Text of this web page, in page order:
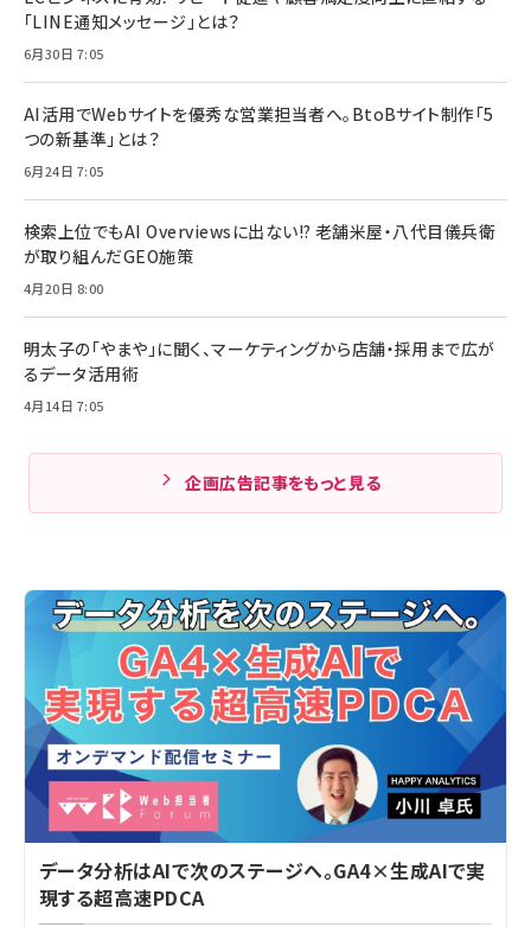
「LINE通知メッセージ」とは？
6月30日 7:05
AI活用でWebサイトを優秀な営業担当者へ。BtoBサイト制作「5
つの新基準」とは？
6月24日 7:05
検索上位でもAI Overviewsに出ない!? 老舗米屋・八代目儀兵衛
が取り組んだGEO施策
4月20日 8:00
明太子の「やまや」に聞く、マーケティングから店舗・採用まで広が
るデータ活用術
4月14日 7:05
企画広告記事をもっと見る
データ分析はAIで次のステージへ。GA4×生成AIで実
現する超高速PDCA